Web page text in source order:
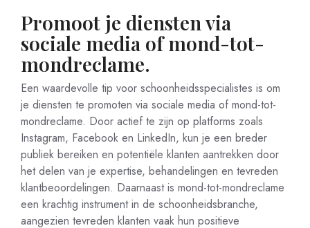
Promoot je diensten via
sociale media of mond-tot-
mondreclame.
Een waardevolle tip voor schoonheidsspecialistes is om
je diensten te promoten via sociale media of mond-tot-
mondreclame. Door actief te zijn op platforms zoals
Instagram, Facebook en LinkedIn, kun je een breder
publiek bereiken en potentiële klanten aantrekken door
het delen van je expertise, behandelingen en tevreden
klantbeoordelingen. Daarnaast is mond-tot-mondreclame
een krachtig instrument in de schoonheidsbranche,
aangezien tevreden klanten vaak hun positieve